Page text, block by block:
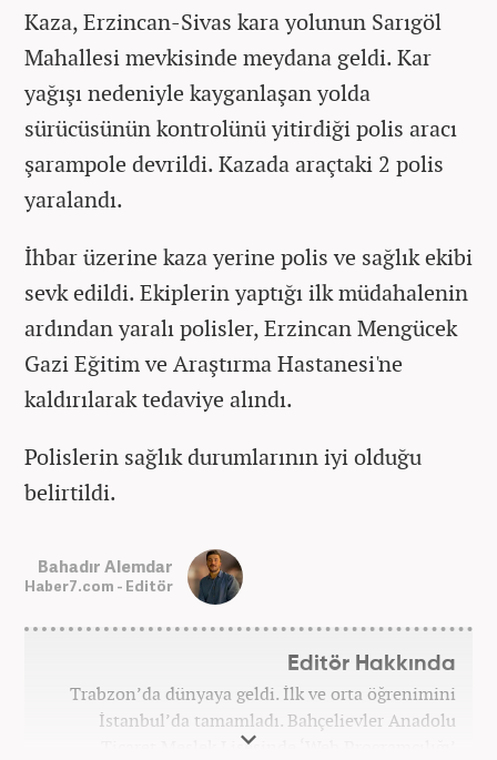
Kaza, Erzincan-Sivas kara yolunun Sarıgöl
Mahallesi mevkisinde meydana geldi. Kar
yağışı nedeniyle kayganlaşan yolda
sürücüsünün kontrolünü yitirdiği polis aracı
şarampole devrildi. Kazada araçtaki 2 polis
yaralandı.
İhbar üzerine kaza yerine polis ve sağlık ekibi
sevk edildi. Ekiplerin yaptığı ilk müdahalenin
ardından yaralı polisler, Erzincan Mengücek
Gazi Eğitim ve Araştırma Hastanesi'ne
kaldırılarak tedaviye alındı.
Polislerin sağlık durumlarının iyi olduğu
belirtildi.
Bahadır Alemdar
Haber7.com - Editör
Editör Hakkında
Trabzon’da dünyaya geldi. İlk ve orta öğrenimini
İstanbul’da tamamladı. Bahçelievler Anadolu
Ticaret Meslek Lisesinde ‘Web Programcılığı’